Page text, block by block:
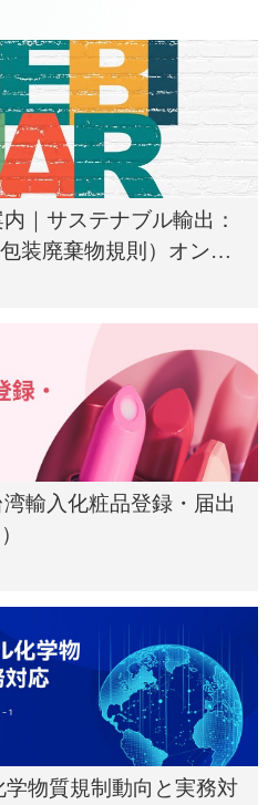
｜サステナブル輸出：
装廃棄物規則）オンラ
日）
輸入化粧品登録・届出
学物質規制動向と実務対